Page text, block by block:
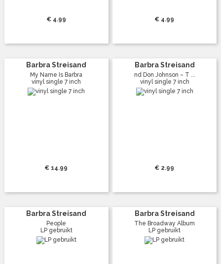
€ 4.99 € 4.99
Barbra Streisand
My Name Is Barbra
vinyl single 7 inch
€ 14.99
Barbra Streisand
nd Don Johnson – T ...
vinyl single 7 inch
€ 2.99
Barbra Streisand
People
LP gebruikt
Barbra Streisand
The Broadway Album
LP gebruikt